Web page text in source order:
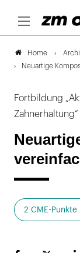
Home
Neuartige
Fortbildung
Zahnerhaltung“
2 CME-Punkte